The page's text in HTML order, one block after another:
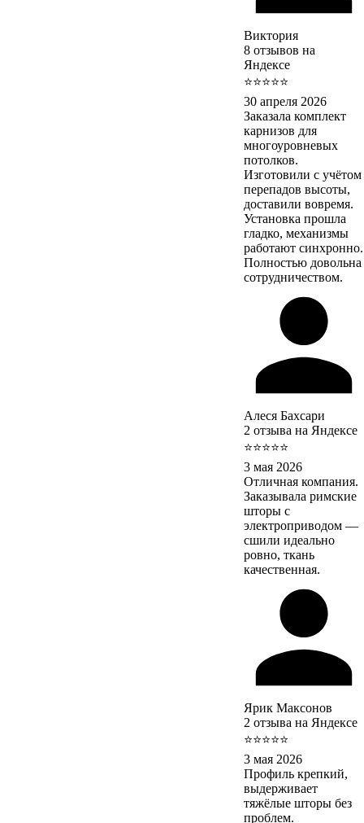
Виктория
8 отзывов на
Яндексе
⭐⭐⭐⭐⭐
30 апреля 2026
Заказала комплект
карнизов для
многоуровневых
потолков.
Изготовили с учётом
перепадов высоты,
доставили вовремя.
Установка прошла
гладко, механизмы
работают синхронно.
Полностью довольна
сотрудничеством.
Алеся Бахсари
2 отзыва на Яндексе
⭐⭐⭐⭐⭐
3 мая 2026
Отличная компания.
Заказывала римские
шторы с
электроприводом —
сшили идеально
ровно, ткань
качественная.
Ярик Максонов
2 отзыва на Яндексе
⭐⭐⭐⭐⭐
3 мая 2026
Профиль крепкий,
выдерживает
тяжёлые шторы без
проблем.